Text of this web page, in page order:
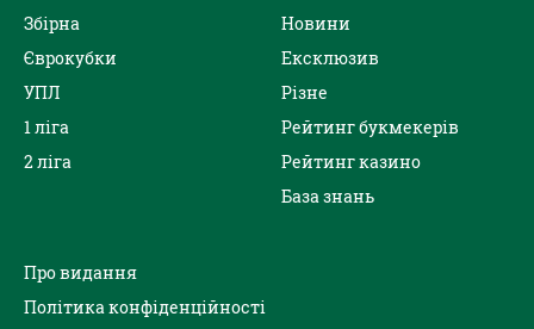
Збірна
Єврокубки
УПЛ
1 ліга
2 ліга
Новини
Ексклюзив
Різне
Рейтинг букмекерів
Рейтинг казино
База знань
Про видання
Політика конфіденційності